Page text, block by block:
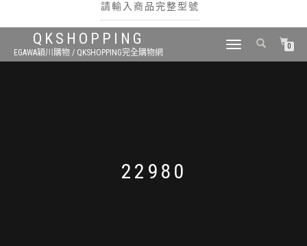
請輸入商品完整型號
QKSHOPPING
EGAWA穎川購物 / QKSHOPPING完全購物網
TOGGLE
0
22980